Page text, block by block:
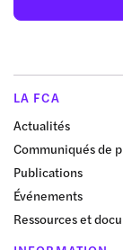
LA FCA
Actualités
Communiqués de
Publications
Événements
Ressources et